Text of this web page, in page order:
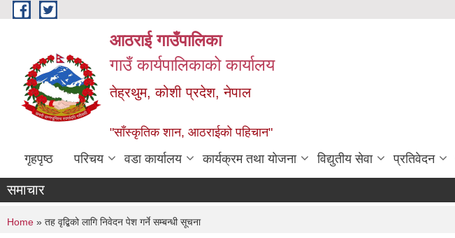
Skip to main content
आठराई गाउँपालिका
गाउँ कार्यपालिकाको कार्यालय
तेह्रथुम, कोशी प्रदेश, नेपाल
"साँस्कृतिक शान, आठराईको पहिचान"
गृहपृष्ठ परिचय वडा कार्यालय कार्यक्रम तथा योजना विद्युतीय सेवा प्रतिवेदन
समाचार
You are here
Home » तह वृद्बिको लागि निवेदन पेश गर्ने सम्बन्धी सूचना